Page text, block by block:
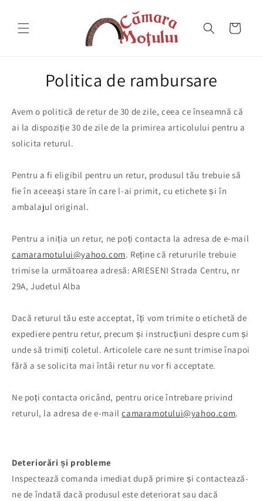
Coș
Politica de rambursare
Avem o politică de retur de 30 de zile, ceea ce înseamnă că
ai la dispoziție 30 de zile de la primirea articolului pentru a
solicita returul.
Pentru a fi eligibil pentru un retur, produsul tău trebuie să
fie în aceeași stare în care l-ai primit, cu etichete și în
ambalajul original.
Pentru a iniția un retur, ne poți contacta la adresa de e-mail
camaramotului@yahoo.com. Reține că retururile trebuie
trimise la următoarea adresă:ARIESENI Strada Centru, nr
29A, Judetul Alba
Dacă returul tău este acceptat, îți vom trimite o etichetă de
expediere pentru retur, precum și instrucțiuni despre cum și
unde să trimiți coletul. Articolele care ne sunt trimise înapoi
fără a se solicita mai întâi retur nu vor fi acceptate.
Ne poți contacta oricând, pentru orice întrebare privind
returul, la adresa de e-mailcamaramotului@yahoo.com.
Deteriorări și probleme
Inspectează comanda imediat după primire și contactează-
ne de îndată dacă produsul este deteriorat sau dacă